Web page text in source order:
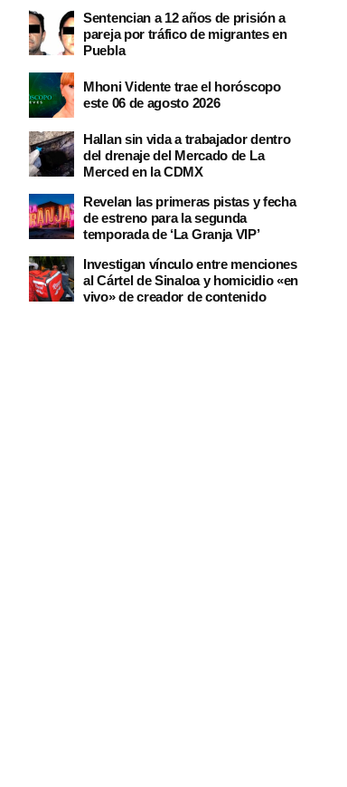
Sentencian a 12 años de prisión a
pareja por tráfico de migrantes en
Puebla
Mhoni Vidente trae el horóscopo
este 06 de agosto 2026
Hallan sin vida a trabajador dentro
del drenaje del Mercado de La
Merced en la CDMX
Revelan las primeras pistas y fecha
de estreno para la segunda
temporada de ‘La Granja VIP’
Investigan vínculo entre menciones
al Cártel de Sinaloa y homicidio «en
vivo» de creador de contenido